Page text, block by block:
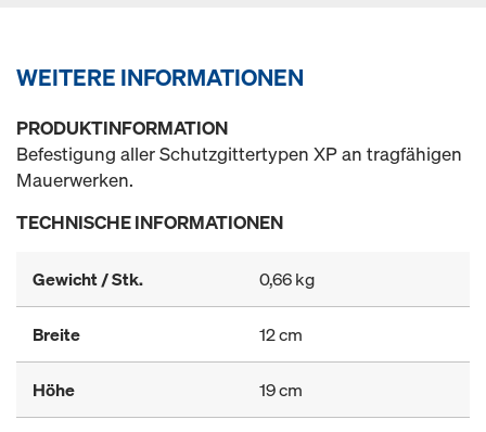
WEITERE INFORMATIONEN
PRODUKTINFORMATION
Befestigung aller Schutzgittertypen XP an tragfähigen
Mauerwerken.
TECHNISCHE INFORMATIONEN
Gewicht / Stk. 0,66 kg
Breite 12 cm
Höhe 19 cm